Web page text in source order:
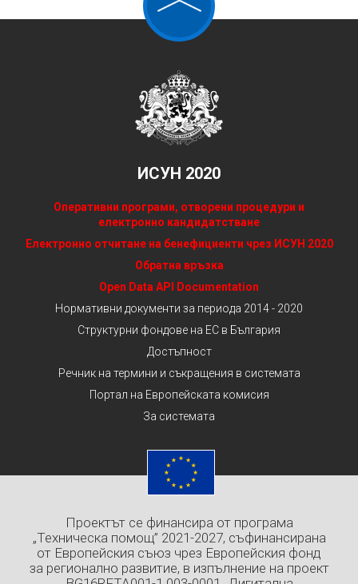
ИСУН 2020
Оперативни програми, отворени процедури и
електронно кандидатстване
Електронно отчитане на бенефициенти чрез ИСУН 2020
Обратна връзка
Open Data API Documentation
Нормативни документи за периода 2014 - 2020
Структурни фондове на ЕС в България
Достъпност
Речник на термини и съкращения в системата
Портал на Европейската комисия
За системата
Проектът се финансира от програма
„Техническа помощ” 2021-2027, съфинансирана
от Европейския съюз чрез Европейския фонд
за регионално развитие, в изпълнение на проект